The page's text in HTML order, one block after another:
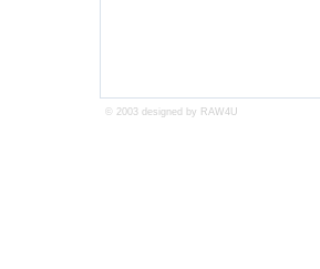
© 2003 designed by RAW4U